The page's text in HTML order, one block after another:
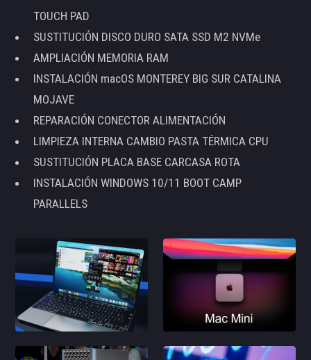
TOUCH PAD
SUSTITUCIÓN DISCO DURO SATA SSD M2 NVMe
AMPLIACIÓN MEMORIA RAM
INSTALACIÓN macOS MONTEREY BIG SUR CATALINA
MOJAVE
REPARACIÓN CONECTOR ALIMENTACIÓN
LIMPIEZA INTERNA CAMBIO PASTA TÉRMICA CPU
SUSTITUCIÓN PLACA BASE CARCASA ROTA
INSTALACIÓN WINDOWS 10/11 BOOT CAMP
PARALLELS